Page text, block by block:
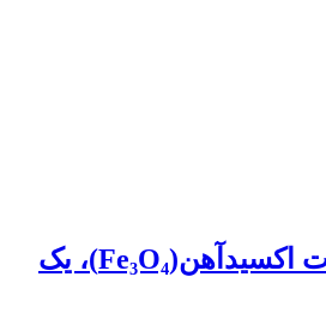
بهبود عملکرد و کاهش آلایندگی موتور دیزل با استفاده از یک سوخت سه‌گانه هیبریدی: دیزل، بیواتانول و نانوذرات اکسیدآهن(Fe₃O₄)، یک